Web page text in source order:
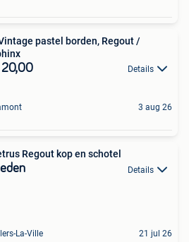
pastel borden, Regout /
Details
3 aug 26
Regout kop en schotel
Details
La-Ville 21 jul 26